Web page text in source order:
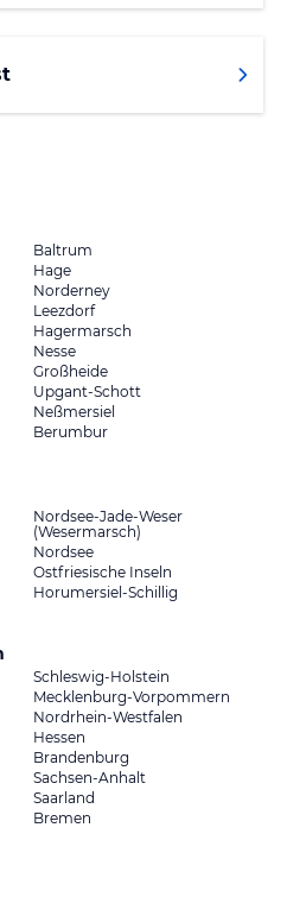
Baltrum
Hage
Norderney
Leezdorf
Hagermarsch
Nesse
Großheide
Upgant-Schott
Neßmersiel
Berumbur
Nordsee-Jade-Weser
(Wesermarsch)
Nordsee
Ostfriesische Inseln
Horumersiel-Schillig
Schleswig-Holstein
Mecklenburg-Vorpommern
Nordrhein-Westfalen
Hessen
Brandenburg
Sachsen-Anhalt
Saarland
Bremen